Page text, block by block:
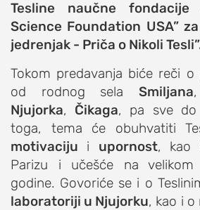
it
kolumna
sdl podkast
STUDENTSKI DNEVNI
o nama
impresum
kontakt
Tesline naučne fondacije
Science Foundation USA”
jedrenjak - Priča o Nikoli
Tokom predavanja biće reči o
od rodnog sela Smiljana
Njujorka, Čikaga, pa sve do
toga, tema će obuhvatiti
motivaciju i upornost, kao
Parizu i učešće na velikom
godine. Govoriće se i o
laboratoriji u Njujorku, kao i o